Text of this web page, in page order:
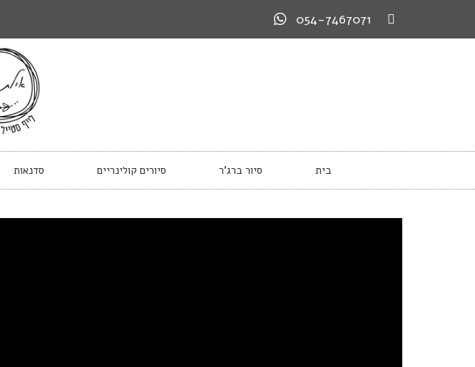
054-7467071
בית סיור ברג’ר סיורים קולינריים סדנאות